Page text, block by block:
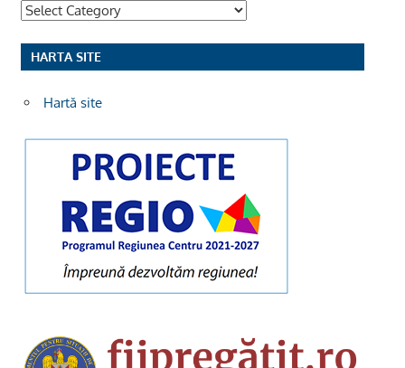
Categorii
HARTA SITE
Hartă site